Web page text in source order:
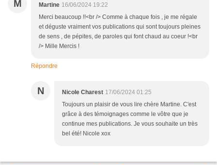
M Martine 16/06/2024 19:22
Merci beaucoup !!<br /> Comme à chaque fois , je me régale
et déguste vraiment vos publications qui sont toujours pleines
de sens , de pépites, de paroles qui font chaud au coeur !<br
/> Mille Mercis !
Répondre
N Nicole Charest 17/06/2024 01:25
Toujours un plaisir de vous lire chère Martine. C'est
grâce à des témoignages comme le vôtre que je
continue mes publications. Je vous souhaite un très
bel été! Nicole xox